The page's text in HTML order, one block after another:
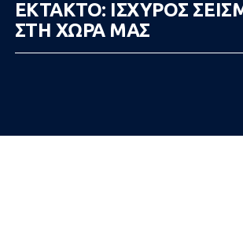
ΕΚΤΑΚΤΟ: ΙΣΧΥΡΟΣ
ΣΤΗ ΧΩΡΑ ΜΑΣ